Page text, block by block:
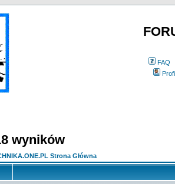
FAQ
wyników
Strona Główna